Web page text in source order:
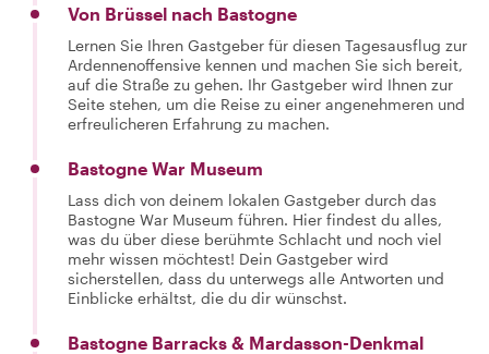
Von Brüssel nach Bastogne
Lernen Sie Ihren Gastgeber für diesen Tagesausflug zur
Ardennenoffensive kennen und machen Sie sich bereit,
auf die Straße zu gehen. Ihr Gastgeber wird Ihnen zur
Seite stehen, um die Reise zu einer angenehmeren und
erfreulicheren Erfahrung zu machen.
Bastogne War Museum
Lass dich von deinem lokalen Gastgeber durch das
Bastogne War Museum führen. Hier findest du alles,
was du über diese berühmte Schlacht und noch viel
mehr wissen möchtest! Dein Gastgeber wird
sicherstellen, dass du unterwegs alle Antworten und
Einblicke erhältst, die du dir wünschst.
Bastogne Barracks & Mardasson-Denkmal